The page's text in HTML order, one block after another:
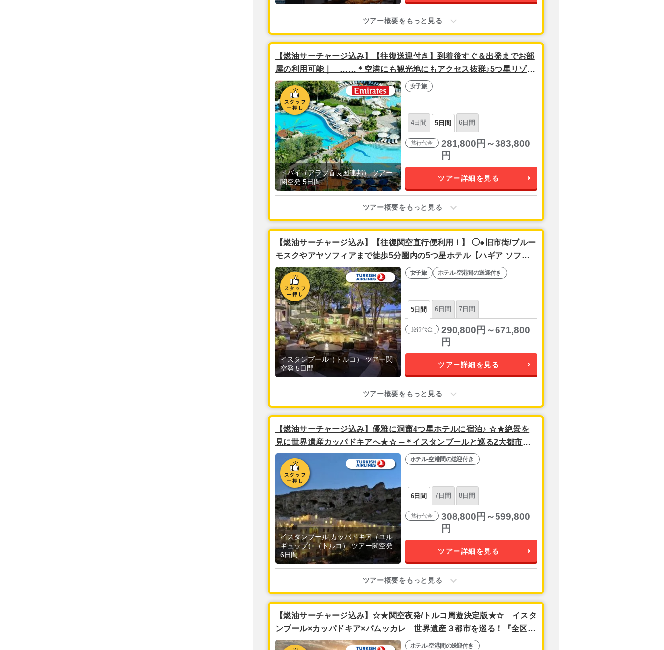
ツアー概要をもっと見る
【燃油サーチャージ込み】【往復送迎付き】到着後すぐ＆出発までお部
屋の利用可能｜ ……＊空港にも観光地にもアクセス抜群♪5つ星リゾー
ト『グランドハイアット(Grand Room指定)』宿泊＊…… 【関空夜発/
直行便！】ドバイ5日間
ドバイ（アラブ首長国連邦） ツアー
関空発 5日間
女子旅
4日間 5日間 6日間
旅行代金
281,800円～383,800
円
ツアー詳細を見る
ツアー概要をもっと見る
【燃油サーチャージ込み】【往復関空直行便利用！】 ◯●旧市街/ブルー
モスクやアヤソフィアまで徒歩5分圏内の5つ星ホテル【ハギア ソフィ
ア マンションズ】宿泊●◯ │安心の往復空港送迎付き フリープラン│ イ
スタンブール2泊5日
イスタンブール（トルコ） ツアー関
空発 5日間
女子旅 ホテル-空港間の送迎付き
5日間 6日間 7日間
旅行代金
290,800円～671,800
円
ツアー詳細を見る
ツアー概要をもっと見る
【燃油サーチャージ込み】優雅に洞窟4つ星ホテルに宿泊♪ ☆★絶景を
見に世界遺産カッパドキアへ★☆ ─＊イスタンブールと巡る2大都市周
遊ツアー＊─ │安心の往復空港送迎付き フリープラン│ 3泊6日 【復路関
空直行便利用】
イスタンブール,カッパドキア（ユル
ギュップ）（トルコ） ツアー関空発
6日間
ホテル-空港間の送迎付き
6日間 7日間 8日間
旅行代金
308,800円～599,800
円
ツアー詳細を見る
ツアー概要をもっと見る
【燃油サーチャージ込み】☆★関空夜発/トルコ周遊決定版★☆ イスタ
ンブール×カッパドキア×パムッカレ 世界遺産３都市を巡る！『全区間
送迎付き』5泊8日
ホテル-空港間の送迎付き